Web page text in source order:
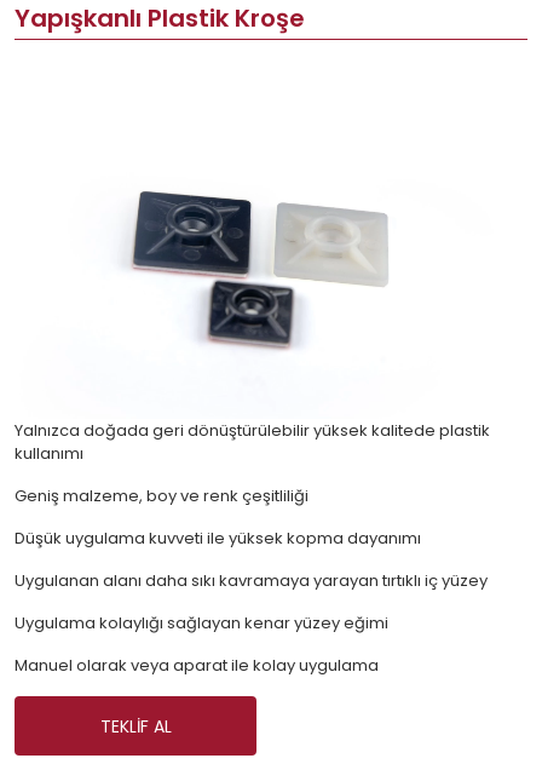
Yapışkanlı Plastik Kroşe
Yalnızca doğada geri dönüştürülebilir yüksek kalitede plastik
kullanımı
Geniş malzeme, boy ve renk çeşitliliği
Düşük uygulama kuvveti ile yüksek kopma dayanımı
Uygulanan alanı daha sıkı kavramaya yarayan tırtıklı iç yüzey
Uygulama kolaylığı sağlayan kenar yüzey eğimi
Manuel olarak veya aparat ile kolay uygulama
TEKLIF AL